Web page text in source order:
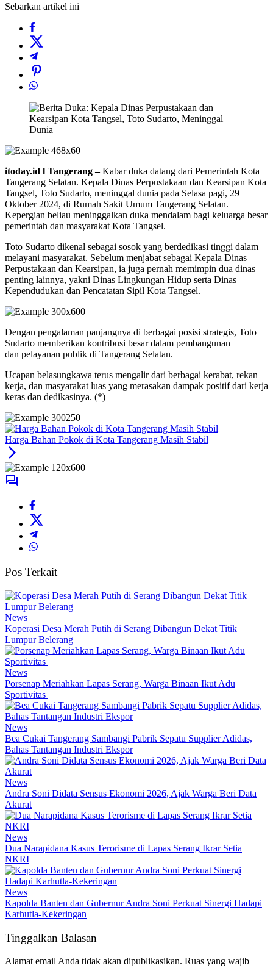
Sebarkan artikel ini
itoday.id l Tangerang –Kabar duka datang dari Pemerintah Kota
Tangerang Selatan. Kepala Dinas Perpustakaan dan Kearsipan Kota
Tangsel, Toto Sudarto, meninggal dunia pada Selasa pagi, 29
Oktober 2024, di Rumah Sakit Umum Tangerang Selatan.
Kepergian beliau meninggalkan duka mendalam bagi keluarga besar
pemerintah dan masyarakat Kota Tangsel.
Toto Sudarto dikenal sebagai sosok yang berdedikasi tinggi dalam
melayani masyarakat. Sebelum menjabat sebagai Kepala Dinas
Perpustakaan dan Kearsipan, ia juga pernah memimpin dua dinas
penting lainnya, yakni Dinas Lingkungan Hidup serta Dinas
Kependudukan dan Pencatatan Sipil Kota Tangsel.
Dengan pengalaman panjangnya di berbagai posisi strategis, Toto
Sudarto memberikan kontribusi besar dalam pembangunan
dan pelayanan publik di Tangerang Selatan.
Ucapan belasungkawa terus mengalir dari berbagai kerabat, rekan
kerja, dan masyarakat luas yang merasakan dampak positif dari kerja
keras dan dedikasinya. (*)
Harga Bahan Pokok di Kota Tangerang Masih Stabil
Pos Terkait
News
Koperasi Desa Merah Putih di Serang Dibangun Dekat Titik
Lumpur Belerang
News
Porsenap Meriahkan Lapas Serang, Warga Binaan Ikut Adu
Sportivitas
News
Bea Cukai Tangerang Sambangi Pabrik Sepatu Supplier Adidas,
Bahas Tantangan Industri Ekspor
News
Andra Soni Didata Sensus Ekonomi 2026, Ajak Warga Beri Data
Akurat
News
Dua Narapidana Kasus Terorisme di Lapas Serang Ikrar Setia
NKRI
News
Kapolda Banten dan Gubernur Andra Soni Perkuat Sinergi Hadapi
Karhutla-Kekeringan
Tinggalkan Balasan
Alamat email Anda tidak akan dipublikasikan. Ruas yang wajib